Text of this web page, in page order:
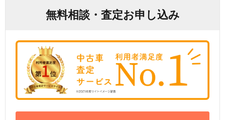
無料相談・査定お申し込み